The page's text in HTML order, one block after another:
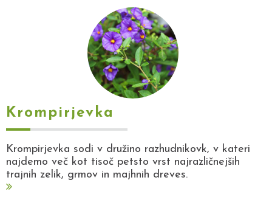
Krompirjevka
Krompirjevka sodi v družino razhudnikovk, v kateri
najdemo več kot tisoč petsto vrst najrazličnejših
trajnih zelik, grmov in majhnih dreves.